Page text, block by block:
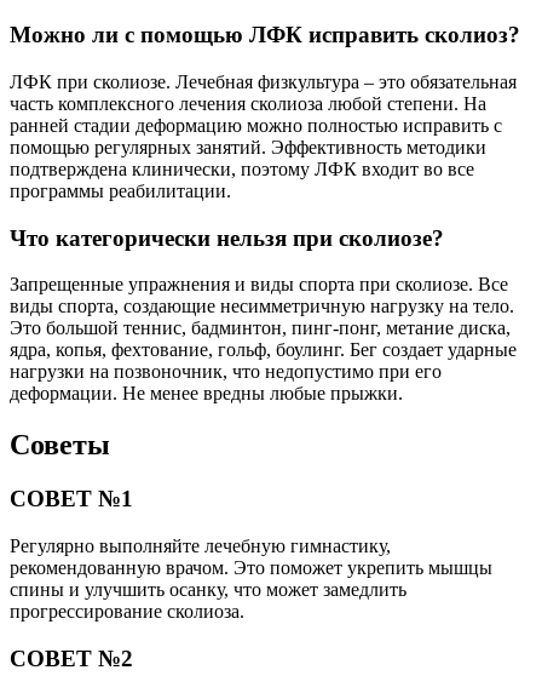
Можно ли с помощью ЛФК исправить сколиоз?
ЛФК при сколиозе. Лечебная физкультура – это обязательная
часть комплексного лечения сколиоза любой степени. На
ранней стадии деформацию можно полностью исправить с
помощью регулярных занятий. Эффективность методики
подтверждена клинически, поэтому ЛФК входит во все
программы реабилитации.
Что категорически нельзя при сколиозе?
Запрещенные упражнения и виды спорта при сколиозе. Все
виды спорта, создающие несимметричную нагрузку на тело.
Это большой теннис, бадминтон, пинг-понг, метание диска,
ядра, копья, фехтование, гольф, боулинг. Бег создает ударные
нагрузки на позвоночник, что недопустимо при его
деформации. Не менее вредны любые прыжки.
Советы
СОВЕТ №1
Регулярно выполняйте лечебную гимнастику,
рекомендованную врачом. Это поможет укрепить мышцы
спины и улучшить осанку, что может замедлить
прогрессирование сколиоза.
СОВЕТ №2